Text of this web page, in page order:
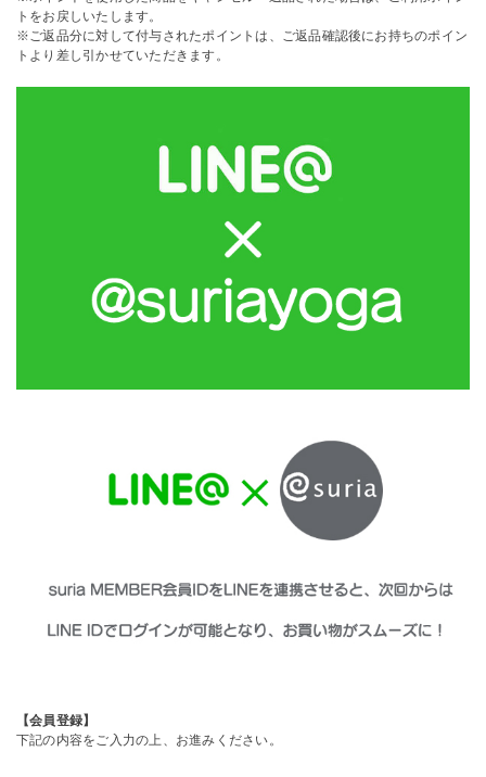
トをお戻しいたします。
※ご返品分に対して付与されたポイントは、ご返品確認後にお持ちのポイン
トより差し引かせていただきます。
【会員登録】
下記の内容をご入力の上、お進みください。